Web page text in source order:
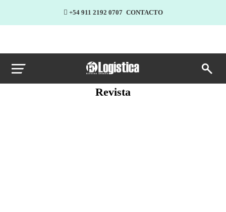
+54 911 2192 0707 CONTACTO
Revista